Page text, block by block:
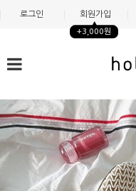
로그인 회원가입
+3,000원